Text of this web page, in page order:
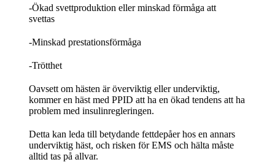
-Ökad svettproduktion eller minskad förmåga att
svettas
-Minskad prestationsförmåga
-Trötthet
Oavsett om hästen är överviktig eller underviktig,
kommer en häst med PPID att ha en ökad tendens att ha
problem med insulinregleringen.
Detta kan leda till betydande fettdepåer hos en annars
underviktig häst, och risken för EMS och hälta måste
alltid tas på allvar.